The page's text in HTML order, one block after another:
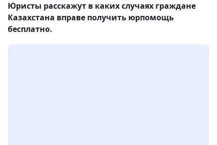
Юристы расскажут в каких случаях граждане
Казахстана вправе получить юрпомощь
бесплатно.